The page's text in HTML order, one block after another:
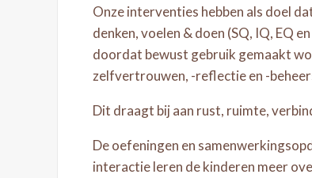
Onze interventies hebben als doel
denken, voelen & doen (SQ, IQ, EQ
doordat bewust gebruik gemaakt
zelfvertrouwen, -reflectie en -
Dit draagt bij aan rust, ruimte,
De oefeningen en
interactie leren de kinderen meer